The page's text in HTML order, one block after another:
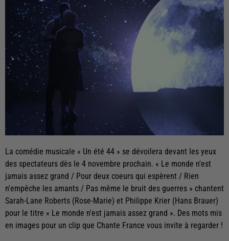
La comédie musicale « Un été 44 » se dévoilera devant les yeux
des spectateurs dès le 4 novembre prochain. « Le monde n'est
jamais assez grand / Pour deux coeurs qui espèrent / Rien
n'empêche les amants / Pas même le bruit des guerres » chantent
Sarah-Lane Roberts (Rose-Marie) et Philippe Krier (Hans Brauer)
pour le titre « Le monde n'est jamais assez grand ». Des mots mis
en images pour un clip que Chante France vous invite à regarder !